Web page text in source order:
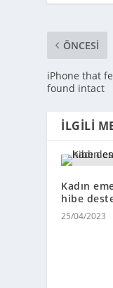
ÖNCESI
iPhone that
found intact
İLGILI
Kadın
hibe
25/04/2023